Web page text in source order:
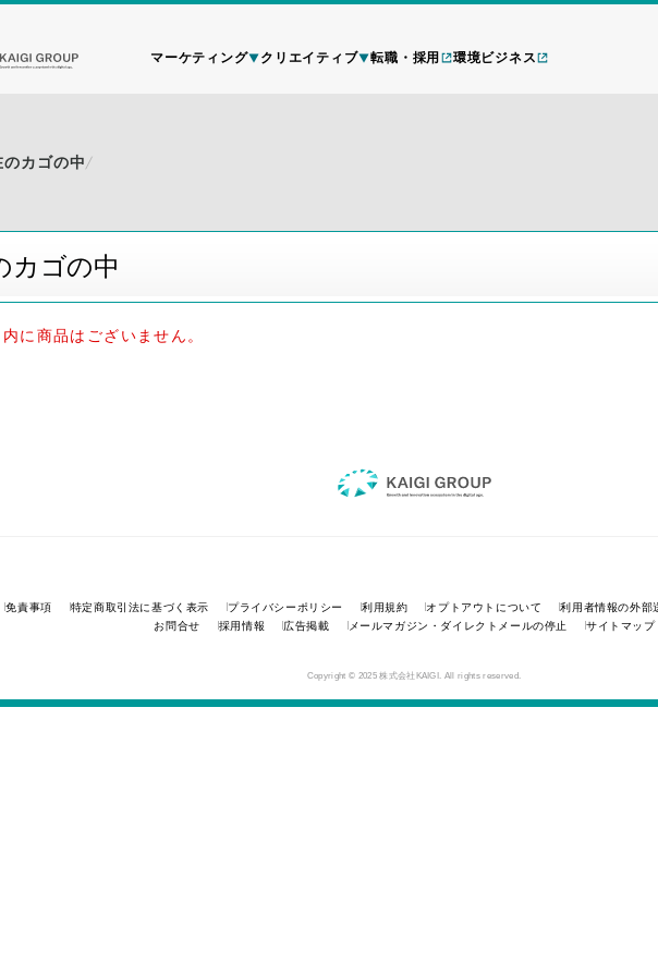
マーケティング クリエイティブ 転職・採用 環境ビジネス
のカゴの中
カゴの中
に商品はございません。
免責事項 特定商取引法に基づく表示 プライバシーポリシー 利用規約 オプトアウトについて 利用者情報の外部
お問合せ
採用情報 広告掲載 メールマガジン・ダイレクトメールの停止 サイトマップ
Copyright © 2025 株式会社KAIGI. All rights reserved.